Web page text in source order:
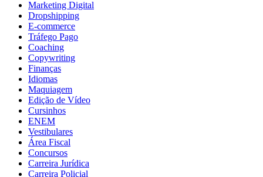
Marketing Digital
Dropshipping
E-commerce
Tráfego Pago
Coaching
Copywriting
Finanças
Idiomas
Maquiagem
Edição de Vídeo
Cursinhos
ENEM
Vestibulares
Área Fiscal
Concursos
Carreira Jurídica
Carreira Policial